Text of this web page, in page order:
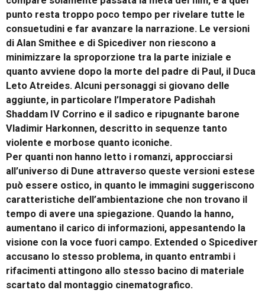
punto resta troppo poco tempo per rivelare tutte le
consuetudini e far avanzare la narrazione. Le versioni
di Alan Smithee e di Spicediver non riescono a
minimizzare la sproporzione tra la parte iniziale e
quanto avviene dopo la morte del padre di Paul, il Duca
Leto Atreides. Alcuni personaggi si giovano delle
aggiunte, in particolare l’Imperatore Padishah
Shaddam IV Corrino e il sadico e ripugnante barone
Vladimir Harkonnen, descritto in sequenze tanto
violente e morbose quanto iconiche.
Per quanti non hanno letto i romanzi, approcciarsi
all’universo di Dune attraverso queste versioni estese
può essere ostico, in quanto le immagini suggeriscono
caratteristiche dell’ambientazione che non trovano il
tempo di avere una spiegazione. Quando la hanno,
aumentano il carico di informazioni, appesantendo la
visione con la voce fuori campo. Extended o Spicediver
accusano lo stesso problema, in quanto entrambi i
rifacimenti attingono allo stesso bacino di materiale
scartato dal montaggio cinematografico.